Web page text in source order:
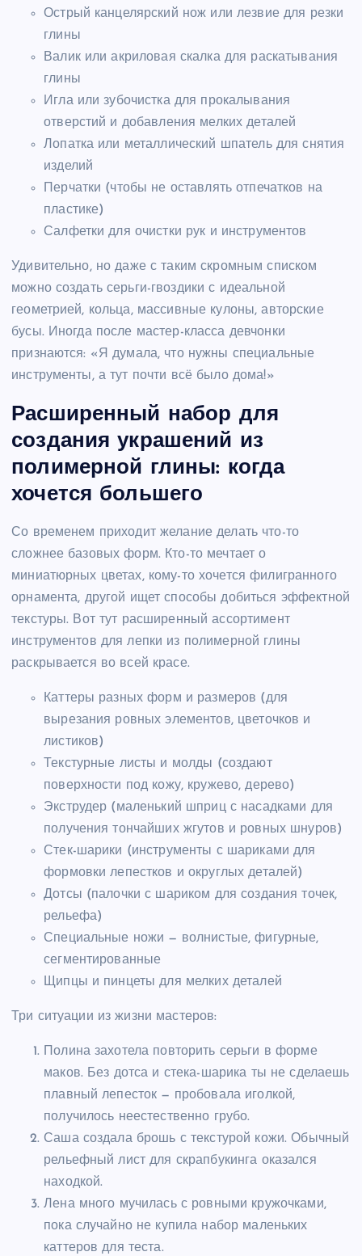
Острый канцелярский нож или лезвие для резки
глины
Валик или акриловая скалка для раскатывания
глины
Игла или зубочистка для прокалывания
отверстий и добавления мелких деталей
Лопатка или металлический шпатель для снятия
изделий
Перчатки (чтобы не оставлять отпечатков на
пластике)
Салфетки для очистки рук и инструментов
Удивительно, но даже с таким скромным списком
можно создать серьги-гвоздики с идеальной
геометрией, кольца, массивные кулоны, авторские
бусы. Иногда после мастер-класса девчонки
признаются: «Я думала, что нужны специальные
инструменты, а тут почти всё было дома!»
Расширенный набор для
создания украшений из
полимерной глины: когда
хочется большего
Со временем приходит желание делать что-то
сложнее базовых форм. Кто-то мечтает о
миниатюрных цветах, кому-то хочется филигранного
орнамента, другой ищет способы добиться эффектной
текстуры. Вот тут расширенный ассортимент
инструментов для лепки из полимерной глины
раскрывается во всей красе.
Каттеры разных форм и размеров (для
вырезания ровных элементов, цветочков и
листиков)
Текстурные листы и молды (создают
поверхности под кожу, кружево, дерево)
Экструдер (маленький шприц с насадками для
получения тончайших жгутов и ровных шнуров)
Стек-шарики (инструменты с шариками для
формовки лепестков и округлых деталей)
Дотсы (палочки с шариком для создания точек,
рельефа)
Специальные ножи — волнистые, фигурные,
сегментированные
Щипцы и пинцеты для мелких деталей
Три ситуации из жизни мастеров:
Полина захотела повторить серьги в форме
маков. Без дотса и стека-шарика ты не сделаешь
плавный лепесток — пробовала иголкой,
получилось неестественно грубо.
Саша создала брошь с текстурой кожи. Обычный
рельефный лист для скрапбукинга оказался
находкой.
Лена много мучилась с ровными кружочками,
пока случайно не купила набор маленьких
каттеров для теста.